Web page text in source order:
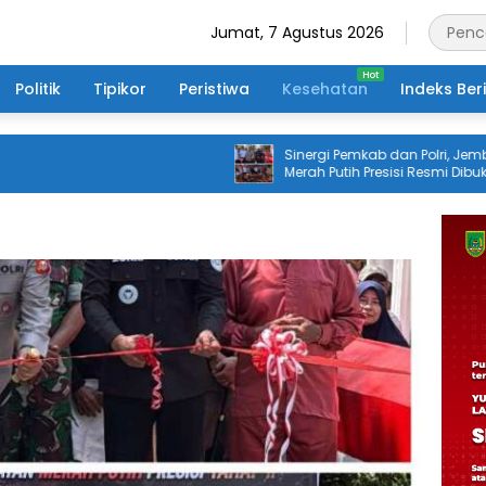
Jumat, 7 Agustus 2026
Politik Tipikor Peristiwa Kesehatan Indeks
Sinergi Pemkab dan Polri, Jembatan
Merah Putih Presisi Resmi Dibuka untuk
Masyarakat Desa Rangsang